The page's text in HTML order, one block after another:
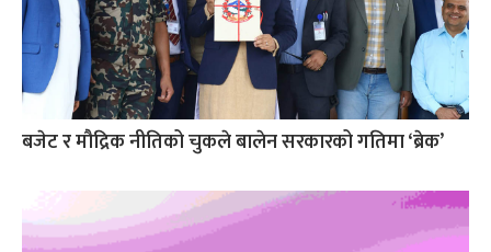
बजेट र मौद्रिक नीतिको चुकले बालेन सरकारको गतिमा ‘ब्रेक’